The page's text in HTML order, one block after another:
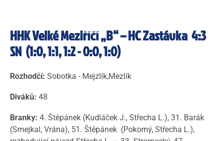
HHK Velké Meziříčí „B“ – HC Zastávka 4:3
SN (1:0, 1:1, 1:2 - 0:0, 1:0)
Rozhodčí: Sobotka - Mejzlík,Mezlík
Diváků: 48
Branky: 4. Štěpánek (Kudláček J., Střecha L.), 31. Barák
(Smejkal, Vrána), 51. Štěpánek (Pokorný, Střecha L.),